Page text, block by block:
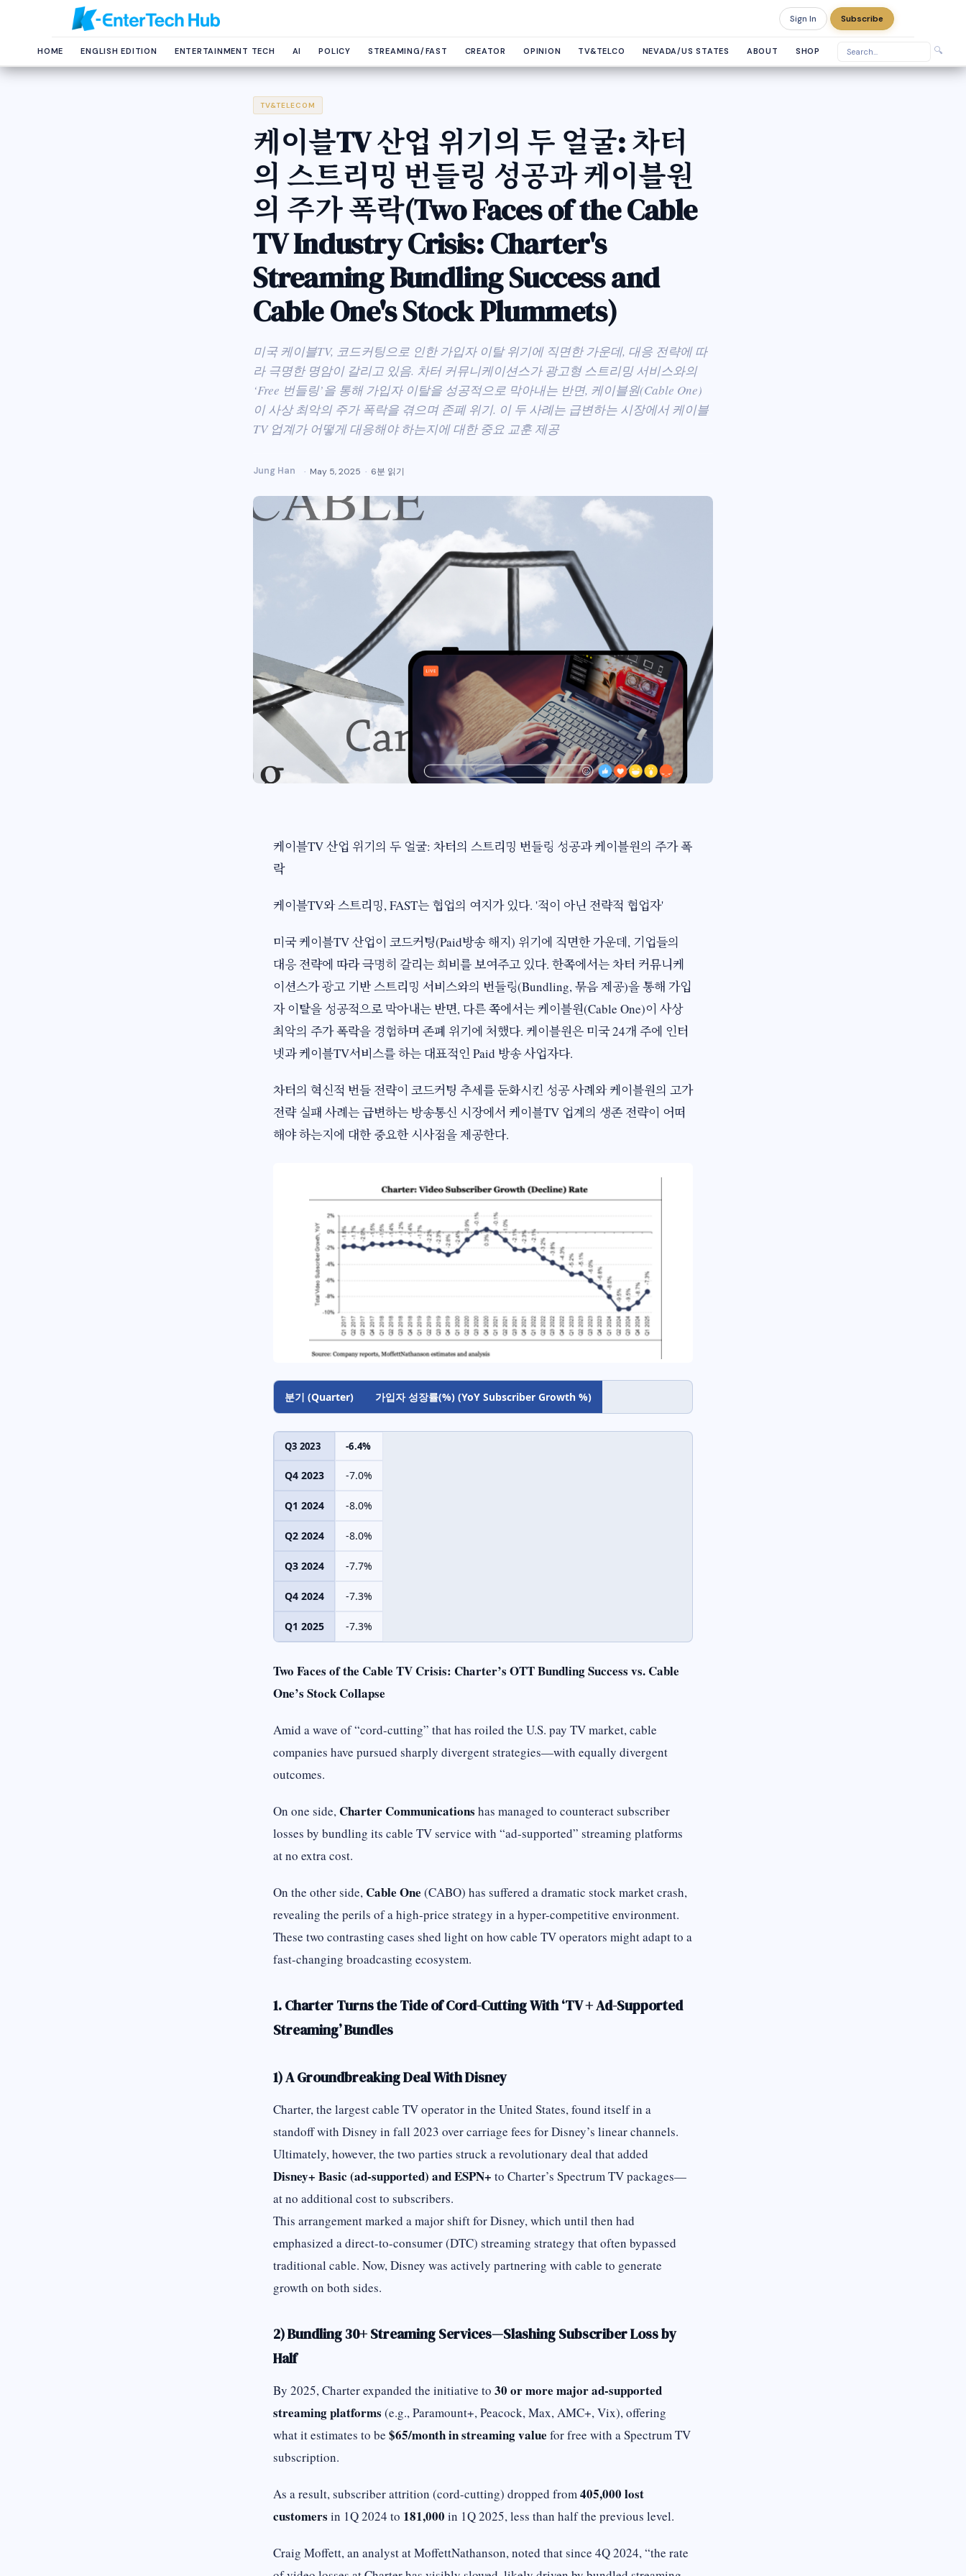
Sign In Subscribe
HOME ENGLISH EDITION ENTERTAINMENT TECH AI POLICY STREAMING/FAST CREATOR OPINION TV&TELCO NEVADA/US STATES ABOUT SHOP 🔍
TV&TELECOM
케이블TV 산업 위기의 두 얼굴: 차터
의 스트리밍 번들링 성공과 케이블원
의 주가 폭락(Two Faces of the Cable
TV Industry Crisis: Charter's
Streaming Bundling Success and
Cable One's Stock Plummets)
미국 케이블TV, 코드커팅으로 인한 가입자 이탈 위기에 직면한 가운데, 대응 전략에 따
라 극명한 명암이 갈리고 있음. 차터 커뮤니케이션스가 광고형 스트리밍 서비스와의
‘Free 번들링’을 통해 가입자 이탈을 성공적으로 막아내는 반면, 케이블원(Cable One)
이 사상 최악의 주가 폭락을 겪으며 존폐 위기. 이 두 사례는 급변하는 시장에서 케이블
TV 업계가 어떻게 대응해야 하는지에 대한 중요 교훈 제공
Jung Han May 5, 2025 6분 읽기
케이블TV 산업 위기의 두 얼굴: 차터의 스트리밍 번들링 성공과 케이블원의 주가 폭
락
케이블TV와 스트리밍, FAST는 협업의 여지가 있다. '적이 아닌 전략적 협업자'
미국 케이블TV 산업이 코드커팅(Paid방송 해지) 위기에 직면한 가운데, 기업들의
대응 전략에 따라 극명히 갈리는 희비를 보여주고 있다. 한쪽에서는 차터 커뮤니케
이션스가 광고 기반 스트리밍 서비스와의 번들링(Bundling, 묶음 제공)을 통해 가입
자 이탈을 성공적으로 막아내는 반면, 다른 쪽에서는 케이블원(Cable One)이 사상
최악의 주가 폭락을 경험하며 존폐 위기에 처했다. 케이블원은 미국 24개 주에 인터
넷과 케이블TV서비스를 하는 대표적인 Paid 방송 사업자다.
차터의 혁신적 번들 전략이 코드커팅 추세를 둔화시킨 성공 사례와 케이블원의 고가
전략 실패 사례는 급변하는 방송통신 시장에서 케이블TV 업계의 생존 전략이 어떠
해야 하는지에 대한 중요한 시사점을 제공한다.
분기 (Quarter) 가입자 성장률(%) (YoY Subscriber Growth %)
Q3 2023 -6.4%
Q4 2023 -7.0%
Q1 2024 -8.0%
Q2 2024 -8.0%
Q3 2024 -7.7%
Q4 2024 -7.3%
Q1 2025 -7.3%
Two Faces of the Cable TV Crisis: Charter’s OTT Bundling Success vs. Cable
One’s Stock Collapse
Amid a wave of “cord-cutting” that has roiled the U.S. pay TV market, cable
companies have pursued sharply divergent strategies—with equally divergent
outcomes.
On one side, Charter Communications has managed to counteract subscriber
losses by bundling its cable TV service with “ad-supported” streaming platforms
at no extra cost.
On the other side, Cable One (CABO) has suffered a dramatic stock market crash,
revealing the perils of a high-price strategy in a hyper-competitive environment.
These two contrasting cases shed light on how cable TV operators might adapt to a
fast-changing broadcasting ecosystem.
1. Charter Turns the Tide of Cord-Cutting With ‘TV + Ad-Supported
Streaming’ Bundles
1) A Groundbreaking Deal With Disney
Charter, the largest cable TV operator in the United States, found itself in a
standoff with Disney in fall 2023 over carriage fees for Disney’s linear channels.
Ultimately, however, the two parties struck a revolutionary deal that added
Disney+ Basic (ad-supported) and ESPN+ to Charter’s Spectrum TV packages—
at no additional cost to subscribers.
This arrangement marked a major shift for Disney, which until then had
emphasized a direct-to-consumer (DTC) streaming strategy that often bypassed
traditional cable. Now, Disney was actively partnering with cable to generate
growth on both sides.
2) Bundling 30+ Streaming Services—Slashing Subscriber Loss by
Half
By 2025, Charter expanded the initiative to 30 or more major ad-supported
streaming platforms (e.g., Paramount+, Peacock, Max, AMC+, Vix), offering
what it estimates to be $65/month in streaming value for free with a Spectrum TV
subscription.
As a result, subscriber attrition (cord-cutting) dropped from405,000 lost
customers in 1Q 2024 to 181,000 in 1Q 2025, less than half the previous level.
Craig Moffett, an analyst at MoffettNathanson, noted that since 4Q 2024, “the rate